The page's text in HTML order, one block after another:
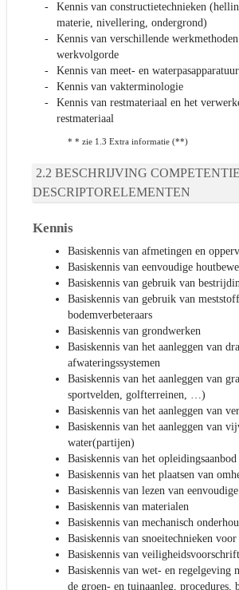
Kennis van constructietechnieken
materie, nivellering, ondergrond)
Kennis van verschillende
werkvolgorde
Kennis van meet- en waterpasapparatuur
Kennis van vakterminologie
Kennis van restmateriaal en het
restmateriaal
* * zie 1.3 Extra informatie (**)
BESCHRIJVING
DESCRIPTORELEMENTEN
Kennis
Basiskennis van afmetingen en
Basiskennis van eenvoudige
Basiskennis van gebruik van
Basiskennis van gebruik van
bodemverbeteraars
Basiskennis van grondwerken
Basiskennis van het aanleggen van
afwateringssystemen
Basiskennis van het aanleggen van
sportvelden, golfterreinen, …)
Basiskennis van het aanleggen van
Basiskennis van het aanleggen van
water(partijen)
Basiskennis van het opleidingsaanbod
Basiskennis van het plaatsen van
Basiskennis van lezen van
Basiskennis van materialen
Basiskennis van mechanisch
Basiskennis van snoeitechnieken
Basiskennis van
Basiskennis van wet- en regelgeving
de groen- en tuinaanleg,